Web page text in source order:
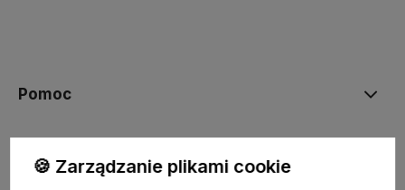
Pomoc
NASZE PRODUKTY
🍪 Zarządzanie plikami cookie